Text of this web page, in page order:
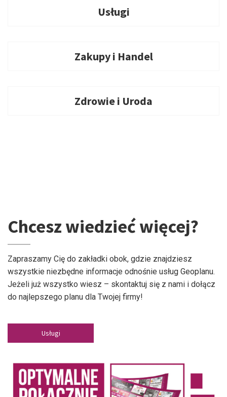
Usługi
Zakupy i Handel
Zdrowie i Uroda
Chcesz wiedzieć więcej?
Zapraszamy Cię do zakładki obok, gdzie znajdziesz
wszystkie niezbędne informacje odnośnie usług Geoplanu.
Jeżeli już wszystko wiesz – skontaktuj się z nami i dołącz
do najlepszego planu dla Twojej firmy!
Usługi